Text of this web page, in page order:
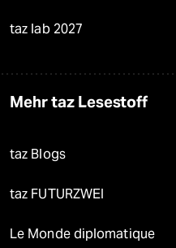
taz lab 2027
Mehr taz Lesestoff
taz Blogs
taz FUTURZWEI
Le Monde diplomatique